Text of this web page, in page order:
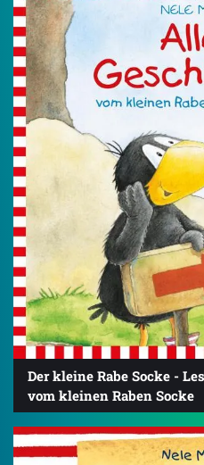
Der kleine Rabe Socke -
vom kleinen Raben Socke